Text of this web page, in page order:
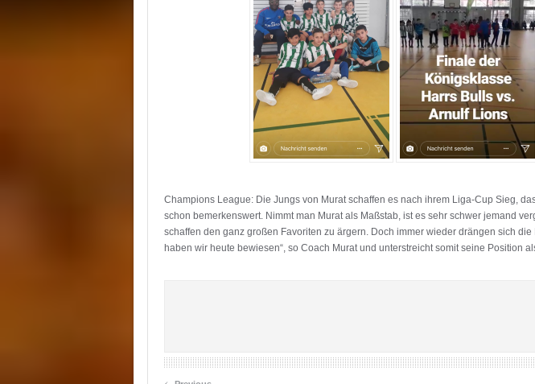
Champions League: Die Jungs von Murat schaffen es nach ihrem Liga-Cup Sieg,
schon bemerkenswert. Nimmt man Murat als Maßstab, ist es sehr schwer jemand
schaffen den ganz großen Favoriten zu ärgern. Doch immer wieder drängen sich
haben wir heute bewiesen“, so Coach Murat und unterstreicht somit seine Position